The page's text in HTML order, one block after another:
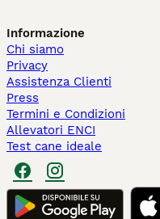
Informazione
Chi siamo
Privacy
Assistenza Clienti
Press
Termini e Condizioni
Allevatori ENCI
Test cane ideale